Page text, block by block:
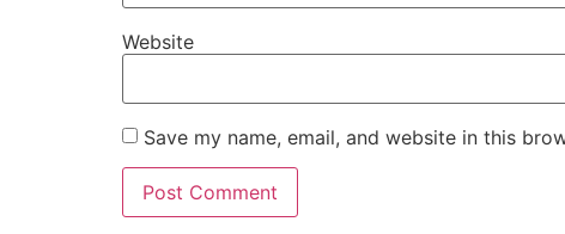
Website
Save my name, email, and website in this